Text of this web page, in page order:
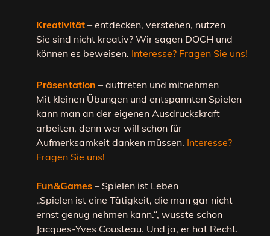
Kreativität – entdecken, verstehen, nutzen
Sie sind nicht kreativ? Wir sagen DOCH und
können es beweisen. Interesse? Fragen Sie uns!
Präsentation – auftreten und mitnehmen
Mit kleinen Übungen und entspannten Spielen
kann man an der eigenen Ausdruckskraft
arbeiten, denn wer will schon für
Aufmerksamkeit danken müssen. Interesse?
Fragen Sie uns!
Fun&Games – Spielen ist Leben
„Spielen ist eine Tätigkeit, die man gar nicht
ernst genug nehmen kann.“, wusste schon
Jacques-Yves Cousteau. Und ja, er hat Recht.